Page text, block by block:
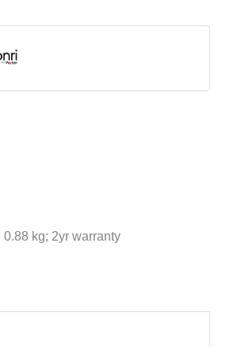
kg; 2yr warranty